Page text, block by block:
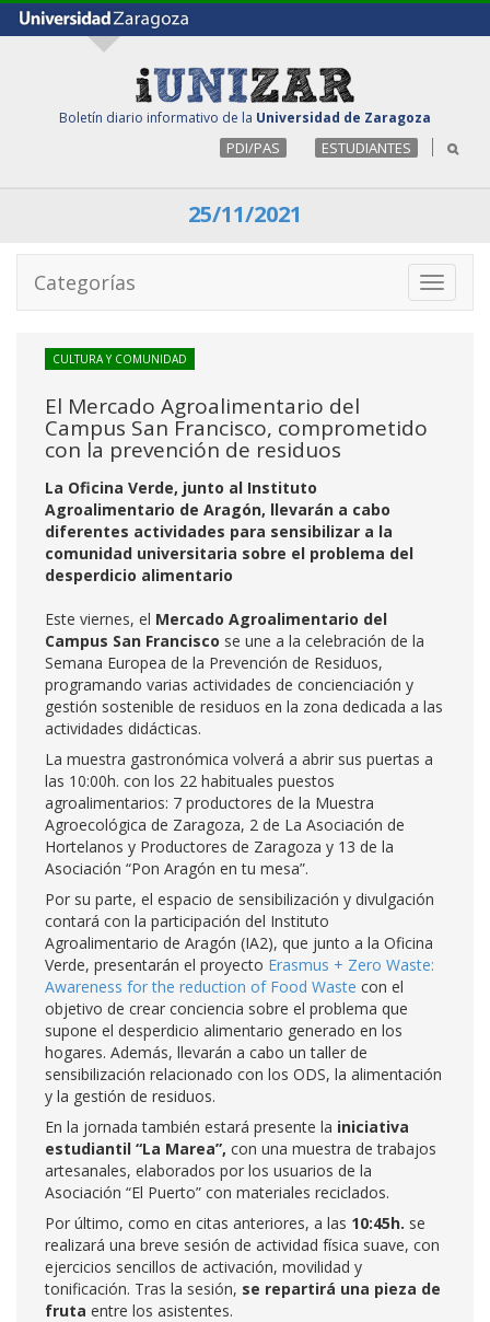
Boletín diario informativo de la Universidad de Zaragoza
PDI/PAS ESTUDIANTES
25/11/2021
Toggle
Categorías
CULTURA Y COMUNIDAD
El Mercado Agroalimentario del
Campus San Francisco, comprometido
con la prevención de residuos
La Oficina Verde, junto al Instituto
Agroalimentario de Aragón, llevarán a cabo
diferentes actividades para sensibilizar a la
comunidad universitaria sobre el problema del
desperdicio alimentario
Este viernes, el Mercado Agroalimentario del
Campus San Francisco se une a la celebración de la
Semana Europea de la Prevención de Residuos,
programando varias actividades de concienciación y
gestión sostenible de residuos en la zona dedicada a las
actividades didácticas.
La muestra gastronómica volverá a abrir sus puertas a
las 10:00h. con los 22 habituales puestos
agroalimentarios: 7 productores de la Muestra
Agroecológica de Zaragoza, 2 de La Asociación de
Hortelanos y Productores de Zaragoza y 13 de la
Asociación “Pon Aragón en tu mesa”.
Por su parte, el espacio de sensibilización y divulgación
contará con la participación del Instituto
Agroalimentario de Aragón (IA2), que junto a la Oficina
Verde, presentarán el proyecto Erasmus + Zero Waste:
Awareness for the reduction of Food Waste con el
objetivo de crear conciencia sobre el problema que
supone el desperdicio alimentario generado en los
hogares. Además, llevarán a cabo un taller de
sensibilización relacionado con los ODS, la alimentación
y la gestión de residuos.
En la jornada también estará presente la iniciativa
estudiantil “La Marea”, con una muestra de trabajos
artesanales, elaborados por los usuarios de la
Asociación “El Puerto” con materiales reciclados.
Por último, como en citas anteriores, a las 10:45h. se
realizará una breve sesión de actividad física suave, con
ejercicios sencillos de activación, movilidad y
tonificación. Tras la sesión, se repartirá una pieza de
fruta entre los asistentes.